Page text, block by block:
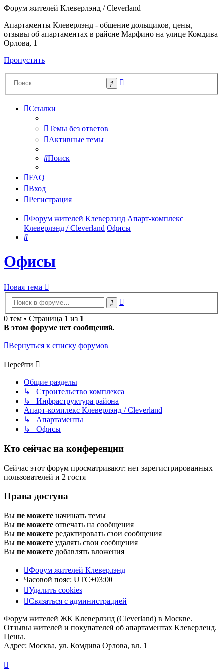
Форум жителей Клеверлэнд / Cleverland
Апартаменты Клеверлэнд - общение дольщиков, цены,
отзывы об апартаментах в районе Марфино на улице Комдива
Орлова, 1
Пропустить
Поиск
Ссылки
Темы без ответов
Активные темы
Поиск
FAQ
Вход
Регистрация
Форум жителей Клеверлэнд Апарт-комплекс
Клеверлэнд / Cleverland Офисы
Поиск
Офисы
Новая тема
Поиск
0 тем • Страница 1 из 1
В этом форуме нет сообщений.
Вернуться к списку форумов
Перейти
Общие разделы
↳ Строительство комплекса
↳ Инфраструктура района
Апарт-комплекс Клеверлэнд / Cleverland
↳ Апартаменты
↳ Офисы
Кто сейчас на конференции
Сейчас этот форум просматривают: нет зарегистрированных
пользователей и 2 гостя
Права доступа
Вы не можете начинать темы
Вы не можете отвечать на сообщения
Вы не можете редактировать свои сообщения
Вы не можете удалять свои сообщения
Вы не можете добавлять вложения
Форум жителей Клеверлэнд
Часовой пояс: UTC+03:00
Удалить cookies
Связаться с администрацией
Форум жителей ЖК Клеверлэнд (Cleverland) в Москве.
Отзывы жителей и покупателей об апартаментах Клеверленд.
Цены.
Адрес: Москва, ул. Комдива Орлова, вл. 1